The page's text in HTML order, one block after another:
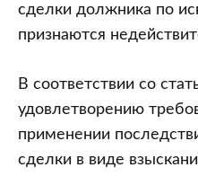
сделки должника по
признаются
В соответствии со
удовлетворению
применении
сделки в виде